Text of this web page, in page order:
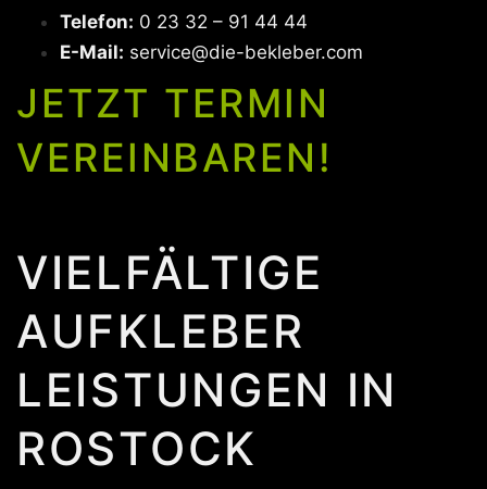
Telefon: 0 23 32 – 91 44 44
E-Mail: service@die-bekleber.com
JETZT TERMIN
VEREINBAREN!
VIELFÄLTIGE
AUFKLEBER
LEISTUNGEN IN
ROSTOCK